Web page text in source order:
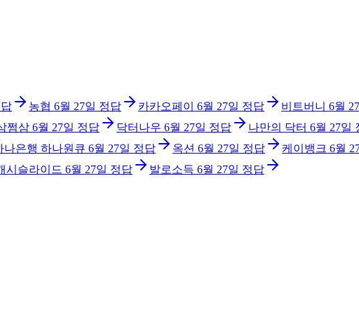
농협 6월 27일 정답 카카오페이 6월 27일 정답 비트버니 6월
쩜삼 6월 27일 정답 닥터나우 6월 27일 정답 나만의 닥터 6월 27일
나은행 하나원큐 6월 27일 정답 옥션 6월 27일 정답 케이뱅크 6월
시슬라이드 6월 27일 정답 발로소득 6월 27일 정답